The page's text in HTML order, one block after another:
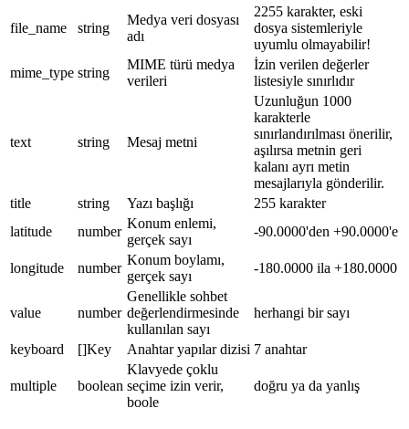
file_name string
Medya veri dosyası
adı
2255 karakter, eski
dosya sistemleriyle
uyumlu olmayabilir!
mime_type string
MIME türü medya
verileri
İzin verilen değerler
listesiyle sınırlıdır
text string Mesaj metni
Uzunluğun 1000
karakterle
sınırlandırılması önerilir,
aşılırsa metnin geri
kalanı ayrı metin
mesajlarıyla gönderilir.
title
string Yazı başlığı
255 karakter
latitude
number
Konum enlemi,
gerçek sayı
-90.0000'den +90.0000'e
longitude number
Konum boylamı,
gerçek sayı
-180.0000 ila +180.0000
value number
Genellikle sohbet
değerlendirmesinde
kullanılan sayı
herhangi bir sayı
keyboard []Key Anahtar yapılar dizisi 7 anahtar
multiple boolean
Klavyede çoklu
seçime izin verir,
boole
doğru ya da yanlış